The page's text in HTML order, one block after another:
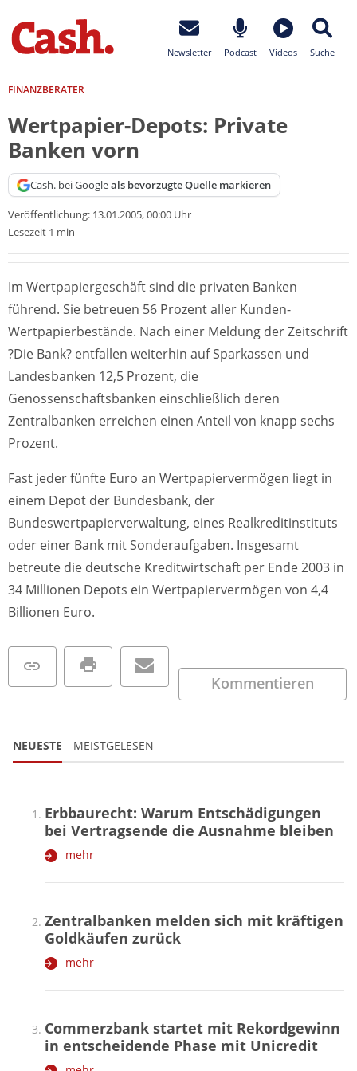
Newsletter Podcast Videos Suche
FINANZBERATER
Wertpapier-Depots: Private
Banken vorn
Cash. bei Googleals bevorzugte Quelle markieren
Veröffentlichung: 13.01.2005, 00:00 Uhr
Lesezeit 1 min
Im Wertpapiergeschäft sind die privaten Banken
führend. Sie betreuen 56 Prozent aller Kunden-
Wertpapierbestände. Nach einer Meldung der Zeitschrift
?Die Bank? entfallen weiterhin auf Sparkassen und
Landesbanken 12,5 Prozent, die
Genossenschaftsbanken einschließlich deren
Zentralbanken erreichen einen Anteil von knapp sechs
Prozent.
Fast jeder fünfte Euro an Wertpapiervermögen liegt in
einem Depot der Bundesbank, der
Bundeswertpapierverwaltung, eines Realkreditinstituts
oder einer Bank mit Sonderaufgaben. Insgesamt
betreute die deutsche Kreditwirtschaft per Ende 2003 in
34 Millionen Depots ein Wertpapiervermögen von 4,4
Billionen Euro.
Kommentieren
NEUESTE MEISTGELESEN
Erbbaurecht: Warum Entschädigungen
bei Vertragsende die Ausnahme bleiben
mehr
Zentralbanken melden sich mit kräftigen
Goldkäufen zurück
mehr
Commerzbank startet mit Rekordgewinn
in entscheidende Phase mit Unicredit